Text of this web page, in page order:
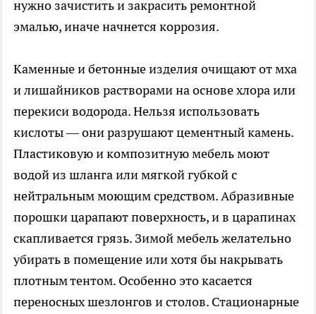
нужно зачистить и закрасить ремонтной
эмалью, иначе начнется коррозия.
Каменные и бетонные изделия очищают от мха
и лишайников растворами на основе хлора или
перекиси водорода. Нельзя использовать
кислоты — они разрушают цементный камень.
Пластиковую и композитную мебель моют
водой из шланга или мягкой губкой с
нейтральным моющим средством. Абразивные
порошки царапают поверхность, и в царапинах
скапливается грязь. Зимой мебель желательно
убирать в помещение или хотя бы накрывать
плотным тентом. Особенно это касается
переносных шезлонгов и столов. Стационарные